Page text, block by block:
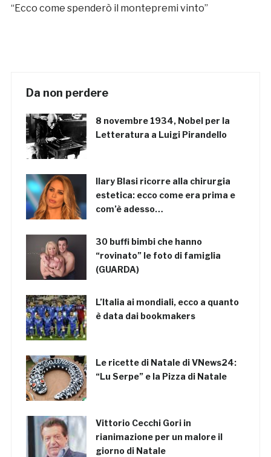
“Ecco come spenderò il montepremi vinto”
Da non perdere
8 novembre 1934, Nobel per la
Letteratura a Luigi Pirandello
Ilary Blasi ricorre alla chirurgia
estetica: ecco come era prima e
com’è adesso…
30 buffi bimbi che hanno
“rovinato” le foto di famiglia
(GUARDA)
L’Italia ai mondiali, ecco a quanto
è data dai bookmakers
Le ricette di Natale di VNews24:
“Lu Serpe” e la Pizza di Natale
Vittorio Cecchi Gori in
rianimazione per un malore il
giorno di Natale